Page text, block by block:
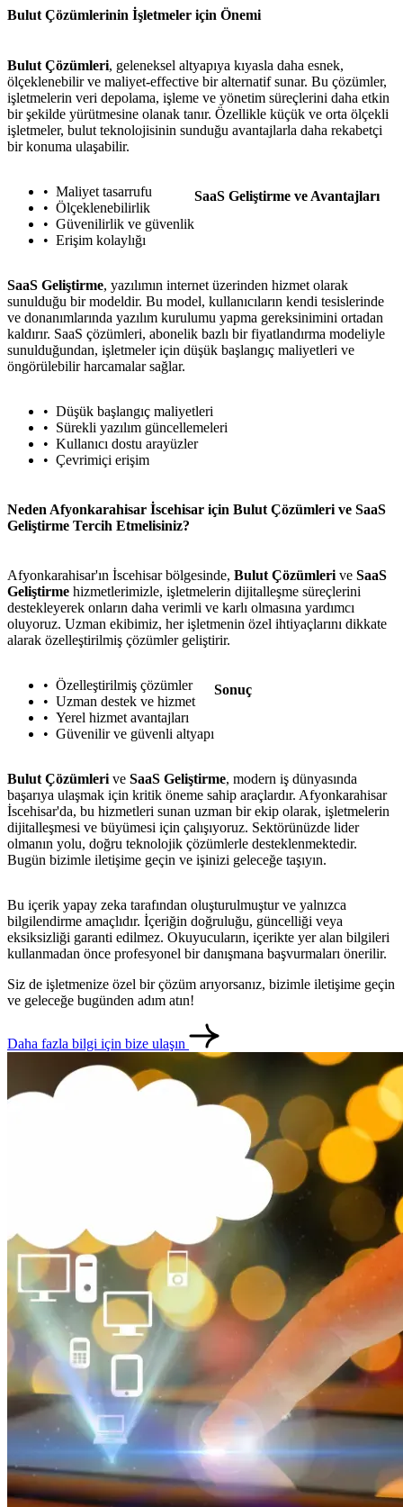
Bulut Çözümlerinin İşletmeler için Önemi
Bulut Çözümleri, geleneksel altyapıya kıyasla daha esnek,
ölçeklenebilir ve maliyet-effective bir alternatif sunar. Bu çözümler,
işletmelerin veri depolama, işleme ve yönetim süreçlerini daha etkin
bir şekilde yürütmesine olanak tanır. Özellikle küçük ve orta ölçekli
işletmeler, bulut teknolojisinin sunduğu avantajlarla daha rekabetçi
bir konuma ulaşabilir.
Maliyet tasarrufu
Ölçeklenebilirlik
Güvenilirlik ve güvenlik
Erişim kolaylığı
SaaS Geliştirme ve Avantajları
SaaS Geliştirme, yazılımın internet üzerinden hizmet olarak
sunulduğu bir modeldir. Bu model, kullanıcıların kendi tesislerinde
ve donanımlarında yazılım kurulumu yapma gereksinimini ortadan
kaldırır. SaaS çözümleri, abonelik bazlı bir fiyatlandırma modeliyle
sunulduğundan, işletmeler için düşük başlangıç maliyetleri ve
öngörülebilir harcamalar sağlar.
Düşük başlangıç maliyetleri
Sürekli yazılım güncellemeleri
Kullanıcı dostu arayüzler
Çevrimiçi erişim
Neden Afyonkarahisar İscehisar için Bulut Çözümleri ve SaaS
Geliştirme Tercih Etmelisiniz?
Afyonkarahisar'ın İscehisar bölgesinde, Bulut Çözümleri ve SaaS
Geliştirme hizmetlerimizle, işletmelerin dijitalleşme süreçlerini
destekleyerek onların daha verimli ve karlı olmasına yardımcı
oluyoruz. Uzman ekibimiz, her işletmenin özel ihtiyaçlarını dikkate
alarak özelleştirilmiş çözümler geliştirir.
Özelleştirilmiş çözümler
Uzman destek ve hizmet
Yerel hizmet avantajları
Güvenilir ve güvenli altyapı
Sonuç
Bulut Çözümleri ve SaaS Geliştirme, modern iş dünyasında
başarıya ulaşmak için kritik öneme sahip araçlardır. Afyonkarahisar
İscehisar'da, bu hizmetleri sunan uzman bir ekip olarak, işletmelerin
dijitalleşmesi ve büyümesi için çalışıyoruz. Sektörünüzde lider
olmanın yolu, doğru teknolojik çözümlerle desteklenmektedir.
Bugün bizimle iletişime geçin ve işinizi geleceğe taşıyın.
Bu içerik yapay zeka tarafından oluşturulmuştur ve yalnızca
bilgilendirme amaçlıdır. İçeriğin doğruluğu, güncelliği veya
eksiksizliği garanti edilmez. Okuyucuların, içerikte yer alan bilgileri
kullanmadan önce profesyonel bir danışmana başvurmaları önerilir.
Siz de işletmenize özel bir çözüm arıyorsanız, bizimle iletişime geçin
ve geleceğe bugünden adım atın!
Daha fazla bilgi için bize ulaşın